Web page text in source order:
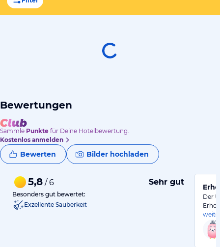
Bewertungen
Sammle Punkte für Deine Hotelbewertung.
Kostenlos anmelden
Bewerten Bilder hochladen
5,8 / 6 Sehr gut
Besonders gut bewertet:
Exzellente Sauberkeit
Der